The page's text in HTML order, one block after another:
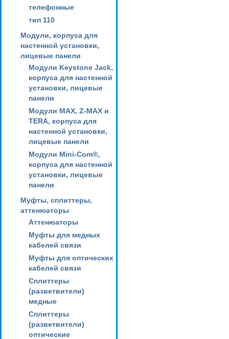
телефонные
тип 110
Модули, корпуса для
настенной установки,
лицевые панели
Модули Keystone Jack,
корпуса для настенной
установки, лицевые
панели
Модули MAX, Z-MAX и
TERA, корпуса для
настенной установки,
лицевые панели
Модули Mini-Com®,
корпуса для настенной
установки, лицевые
панели
Муфты, сплиттеры,
аттенюаторы
Аттенюаторы
Муфты для медных
кабелей связи
Муфты для оптических
кабелей связи
Сплиттеры
(разветвители)
медные
Сплиттеры
(разветвители)
оптические